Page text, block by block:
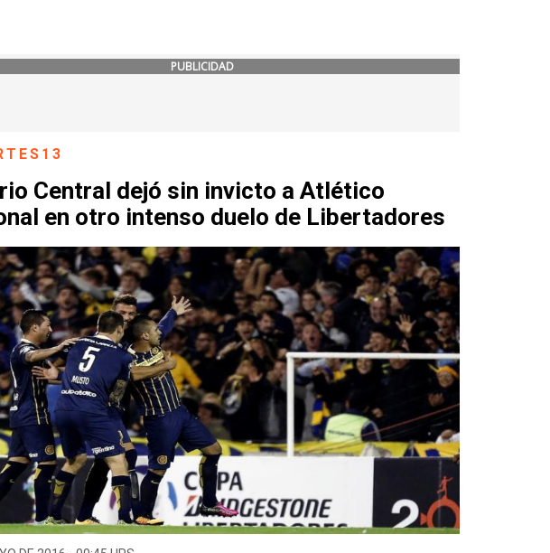
PUBLICIDAD
Central dejó sin invicto a Atlético
en otro intenso duelo de Libertadores